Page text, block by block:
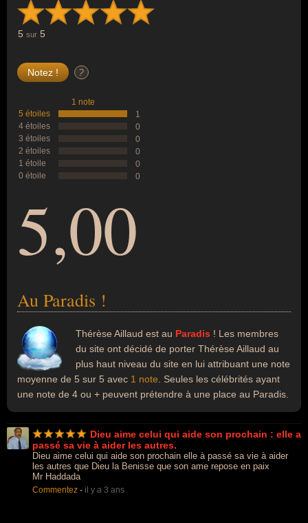
5 sur 5
?
1 note
5 étoiles
1
4 étoiles
0
3 étoiles
0
2 étoiles
0
1 étoile
0
0 étoile
0
5,00
Au Paradis !
Thérèse Aillaud est au Paradis ! Les membres
du site ont décidé de porter Thérèse Aillaud au
plus haut niveau du site en lui attribuant une note
moyenne de 5 sur 5 avec 1 note . Seules les célébrités ayant
une note de 4 ou + peuvent prétendre à une place au Paradis.
Dieu aime celui qui aide son prochain : elle a
passé sa vie à aider les autres.
Dieu aime celui qui aide son prochain elle à passé sa vie à aider
les autres que Dieu la Benisse que son ame repose en paix
Mr Haddada
Commentez - il y a 3 ans